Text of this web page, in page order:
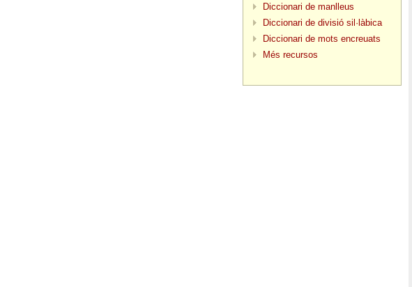
Diccionari de manlleus
Diccionari de divisió sil·làbica
Diccionari de mots encreuats
Més recursos